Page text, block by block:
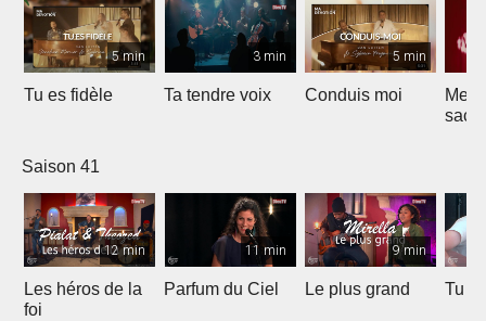
5 min
Tu es fidèle
3 min
Ta tendre voix
5 min
Conduis moi
Saison 41
12 min
Les héros de la
foi
11 min
Parfum du Ciel
9 min
Le plus grand Tu